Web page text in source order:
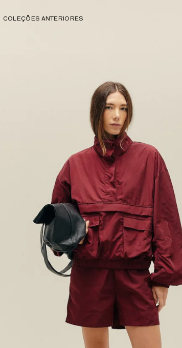
COLEÇÕES ANTERIORES